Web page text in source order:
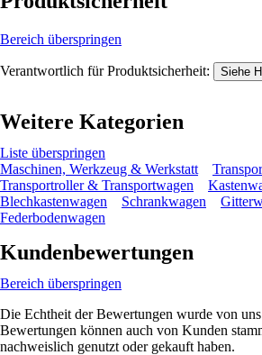
Bereich überspringen
Verantwortlich für Produktsicherheit: Siehe
Weitere Kategorien
Liste überspringen
Maschinen, Werkzeug & Werkstatt
Transportroller & Transportwagen
Blechkastenwagen
Schrankwagen
Federbodenwagen
Kundenbewertungen
Bereich überspringen
Die Echtheit der Bewertungen wurde von
Bewertungen können auch von Kunden
nachweislich genutzt oder gekauft haben.